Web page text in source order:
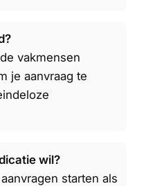
vakmensen
je aanvraag te
wil?
starten als